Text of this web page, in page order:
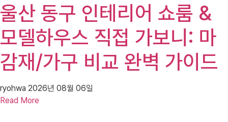
울산 동구 인테리어 쇼룸 &
모델하우스 직접 가보니: 마
감재/가구 비교 완벽 가이드
ryohwa 2026년 08월 06일
Read More